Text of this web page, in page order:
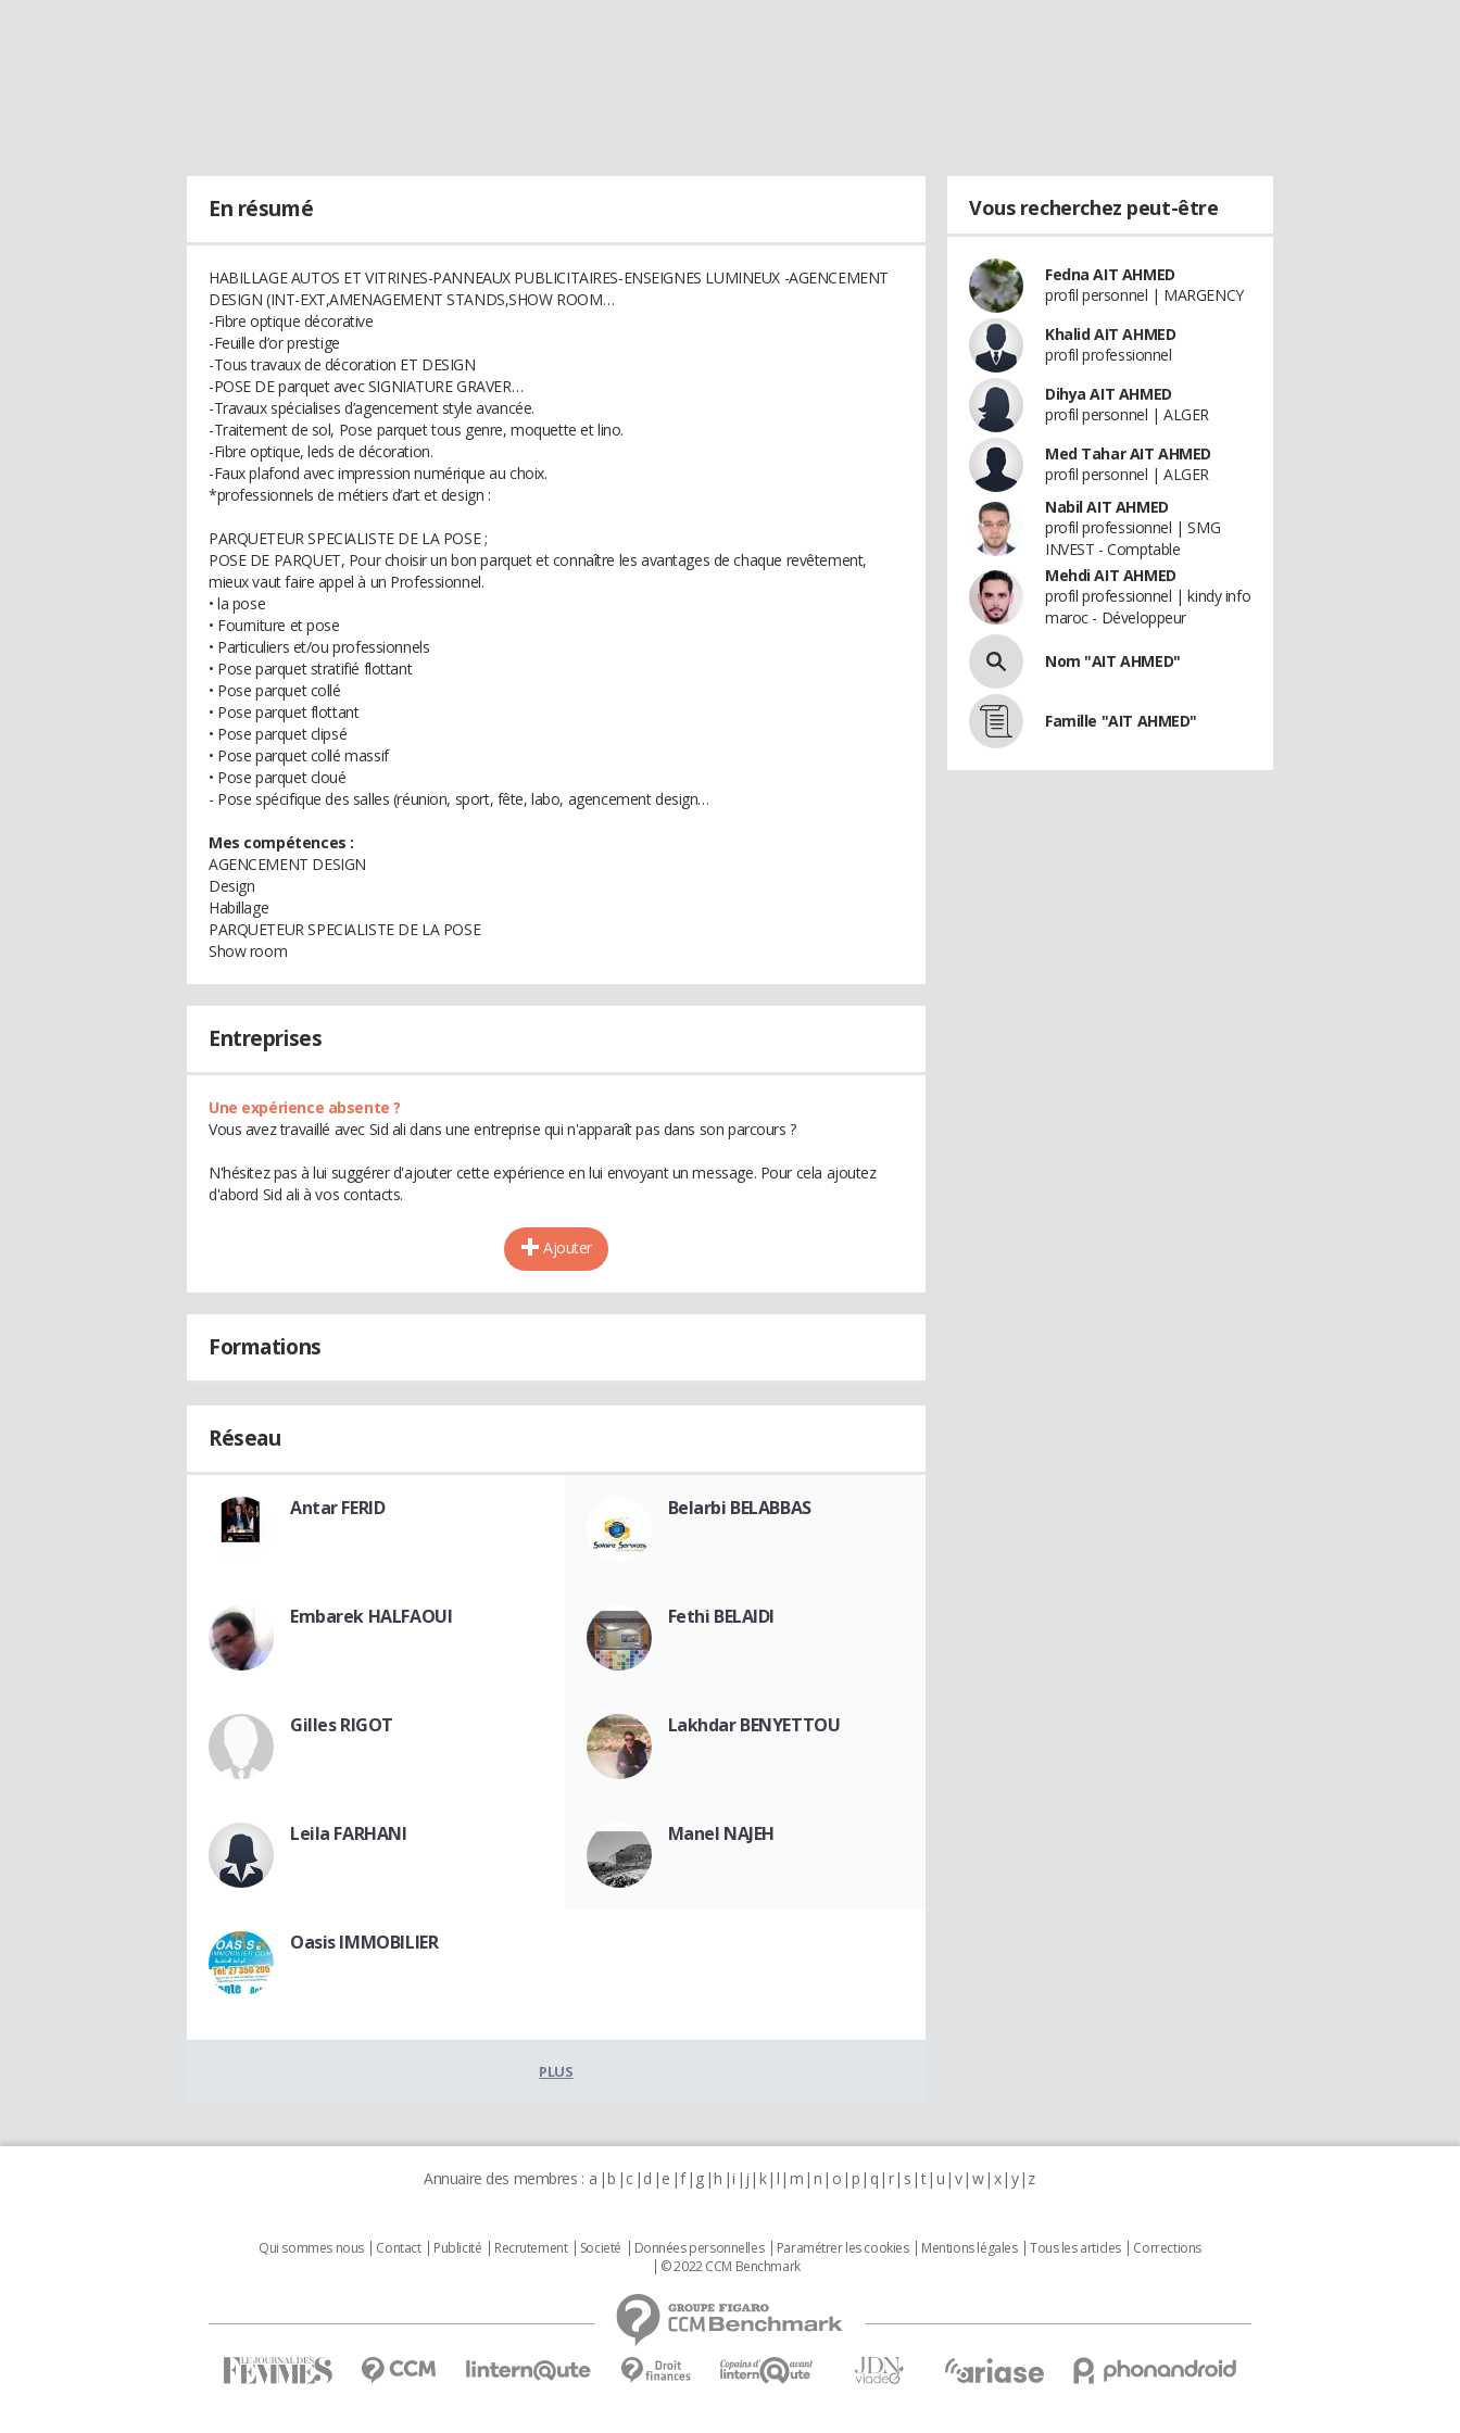
En résumé
HABILLAGE AUTOS ET VITRINES-PANNEAUX PUBLICITAIRES-ENSEIGNES LUMINEUX -AGENCEMENT
DESIGN (INT-EXT,AMENAGEMENT STANDS,SHOW ROOM…
-Fibre optique décorative
-Feuille d’or prestige
-Tous travaux de décoration ET DESIGN
-POSE DE parquet avec SIGNIATURE GRAVER…
-Travaux spécialises d’agencement style avancée.
-Traitement de sol, Pose parquet tous genre, moquette et lino.
-Fibre optique, leds de décoration.
-Faux plafond avec impression numérique au choix.
*professionnels de métiers d’art et design :
PARQUETEUR SPECIALISTE DE LA POSE ;
POSE DE PARQUET, Pour choisir un bon parquet et connaître les avantages de chaque revêtement,
mieux vaut faire appel à un Professionnel.
• la pose
• Fourniture et pose
• Particuliers et/ou professionnels
• Pose parquet stratifié flottant
• Pose parquet collé
• Pose parquet flottant
• Pose parquet clipsé
• Pose parquet collé massif
• Pose parquet cloué
- Pose spécifique des salles (réunion, sport, fête, labo, agencement design…
Mes compétences :
AGENCEMENT DESIGN
Design
Habillage
PARQUETEUR SPECIALISTE DE LA POSE
Show room
Entreprises
Une expérience absente ?
Vous avez travaillé avec Sid ali dans une entreprise qui n'apparaît pas dans son parcours ?
N'hésitez pas à lui suggérer d'ajouter cette expérience en lui envoyant un message. Pour cela ajoutez
d'abord Sid ali à vos contacts.
Ajouter
Formations
Réseau
Antar FERID Belarbi BELABBAS
Embarek HALFAOUI Fethi BELAIDI
Gilles RIGOT Lakhdar BENYETTOU
Leila FARHANI Manel NAJEH
Oasis IMMOBILIER
PLUS
Vous recherchez peut-être
Fedna AIT AHMED
profil personnel | MARGENCY
Khalid AIT AHMED
profil professionnel
Dihya AIT AHMED
profil personnel | ALGER
Med Tahar AIT AHMED
profil personnel | ALGER
Nabil AIT AHMED
profil professionnel | SMG
INVEST - Comptable
Mehdi AIT AHMED
profil professionnel | kindy info
maroc - Développeur
Nom "AIT AHMED"
Famille "AIT AHMED"
Annuaire des membres : a b c d e f g h i j k l m n o p q r s t u v w x y z
Qui sommes nous Contact Publicité Recrutement Societé Données personnelles Paramétrer les cookies Mentions légales Tous les articles
Corrections
© 2022 CCM Benchmark